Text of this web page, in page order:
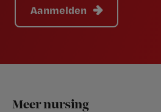
Aanmelden
Footer
Meer nursing